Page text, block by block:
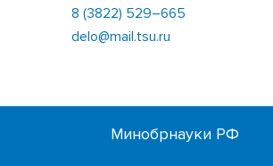
8 (3822) 529–665
delo@mail.tsu.ru
Минобрнауки РФ